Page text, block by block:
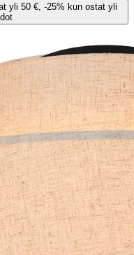
yli 50 €, -25% kun ostat yli